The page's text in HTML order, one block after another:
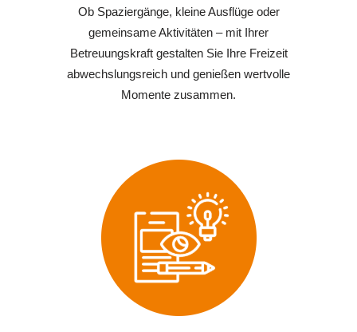
Ob Spaziergänge, kleine Ausflüge oder
gemeinsame Aktivitäten – mit Ihrer
Betreuungskraft gestalten Sie Ihre Freizeit
abwechslungsreich und genießen wertvolle
Momente zusammen.